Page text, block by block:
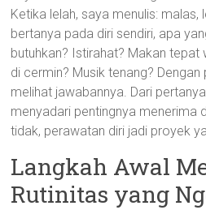
Ketika lelah, saya menulis: malas,
bertanya pada diri sendiri, apa
butuhkan? Istirahat? Makan tepat
di cermin? Musik tenang?
melihat jawabannya. Dari
menyadari pentingnya menerima
tidak, perawatan diri jadi proyek
Langkah Awal
Rutinitas yang